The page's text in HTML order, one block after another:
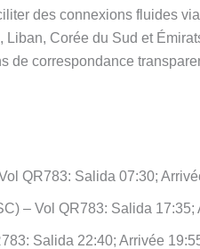
des connexions fluides
Liban, Corée du Sud et
correspondance
QR783: Salida 07:30;
– Vol QR783: Salida 17:35;
Salida 22:40; Arrivée